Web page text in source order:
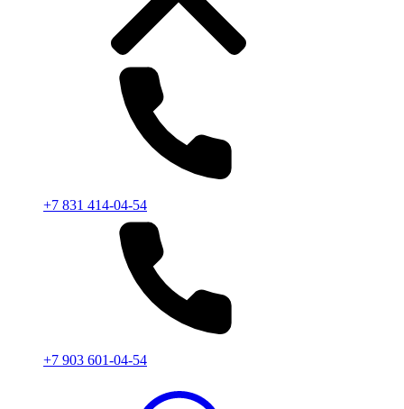
+7 831 414-04-54
+7 903 601-04-54